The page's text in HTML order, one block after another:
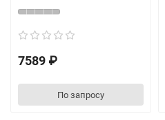
7589 ₽
По запросу